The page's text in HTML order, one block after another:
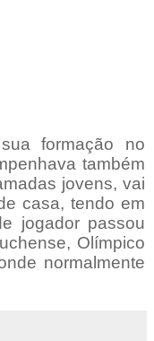
formação no
também
jovens, vai
casa, tendo em
jogador passou
Olímpico
normalmente